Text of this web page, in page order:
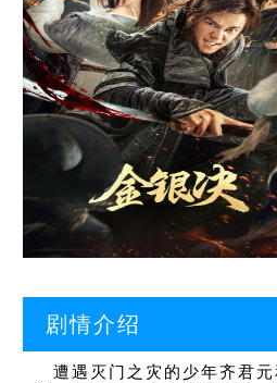
剧情介绍
遭遇灭门之灾的少年齐君元